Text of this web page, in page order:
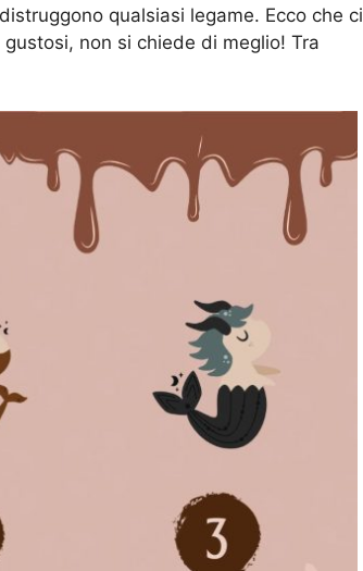
qualsiasi legame. Ecco che ci
non si chiede di meglio! Tra